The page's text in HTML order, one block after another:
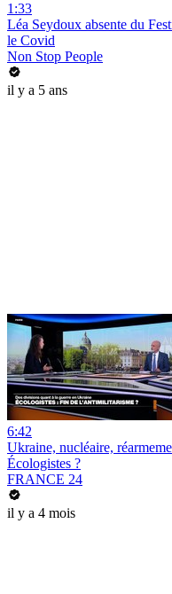
1:33
Léa Seydoux absente du
le Covid
Non Stop People
il y a 5 ans
6:42
Ukraine, nucléaire,
Écologistes ?
FRANCE 24
il y a 4 mois